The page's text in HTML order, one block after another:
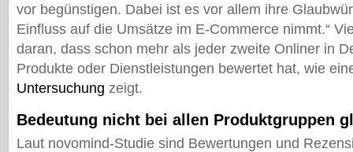
vor begünstigen. Dabei ist es vor allem ihre
Einfluss auf die Umsätze im E-Commerce nimmt.“
daran, dass schon mehr als jeder zweite Onliner in
Produkte oder Dienstleistungen bewertet hat, wie
Untersuchung zeigt.
Bedeutung nicht bei allen Produktgruppen
Laut novomind-Studie sind Bewertungen und